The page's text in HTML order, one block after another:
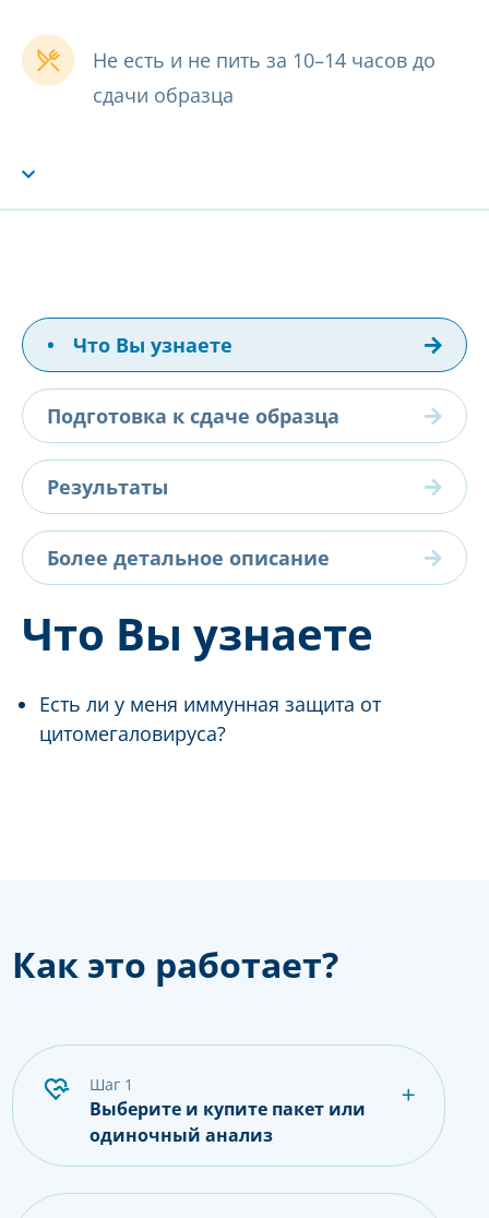
Не есть и не пить за 10–14 часов до
сдачи образца
• Что Вы узнаете
Подготовка к сдаче образца
Результаты
Более детальное описание
Что Вы узнаете
Есть ли у меня иммунная защита от
цитомегаловируса?
Как это работает?
шаг 1
Выберите и купите пакет или
одиночный анализ